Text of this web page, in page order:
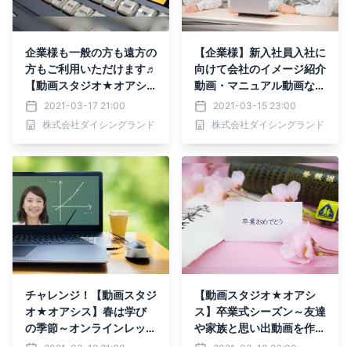
企業様も一般の方も遠方の
方もご利用いただけます♬
【動画スタジオ★オアシ
ス】2021-03-17 21:00
株式会社ダイシングランド
【企業様】新入社員入社に
向けて会社のイメージ紹介
動画・マニュアル動画など
作成します！【動画スタジ
オ★オアシス】
2021-03-15 23:00
株式会社ダイシングランド
チャレンジ！【動画スタジ
オ★オアシス】春は学び
の季節～オンラインレッス
ン・セミナーのすすめ～
【動画スタジオ★オアシ
ス】卒業式シーズン～友達
や家族と思い出動画を作ろ
う♬